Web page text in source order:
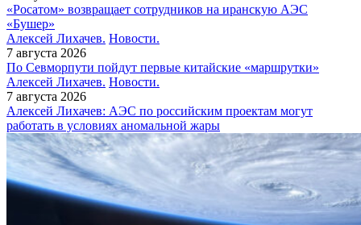
«Росатом» возвращает сотрудников на иранскую АЭС
«Бушер»
Алексей Лихачев. Новости.
7 августа 2026
По Севморпути пойдут первые китайские «маршрутки»
Алексей Лихачев. Новости.
7 августа 2026
Алексей Лихачев: АЭС по российским проектам могут
работать в условиях аномальной жары